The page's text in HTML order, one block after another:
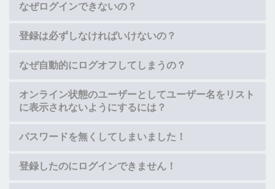
なぜログインできないの？
登録は必ずしなければいけないの？
なぜ自動的にログオフしてしまうの？
オンライン状態のユーザーとしてユーザー名をリスト
に表示されないようにするには？
パスワードを無くしてしまいました！
登録したのにログインできません！